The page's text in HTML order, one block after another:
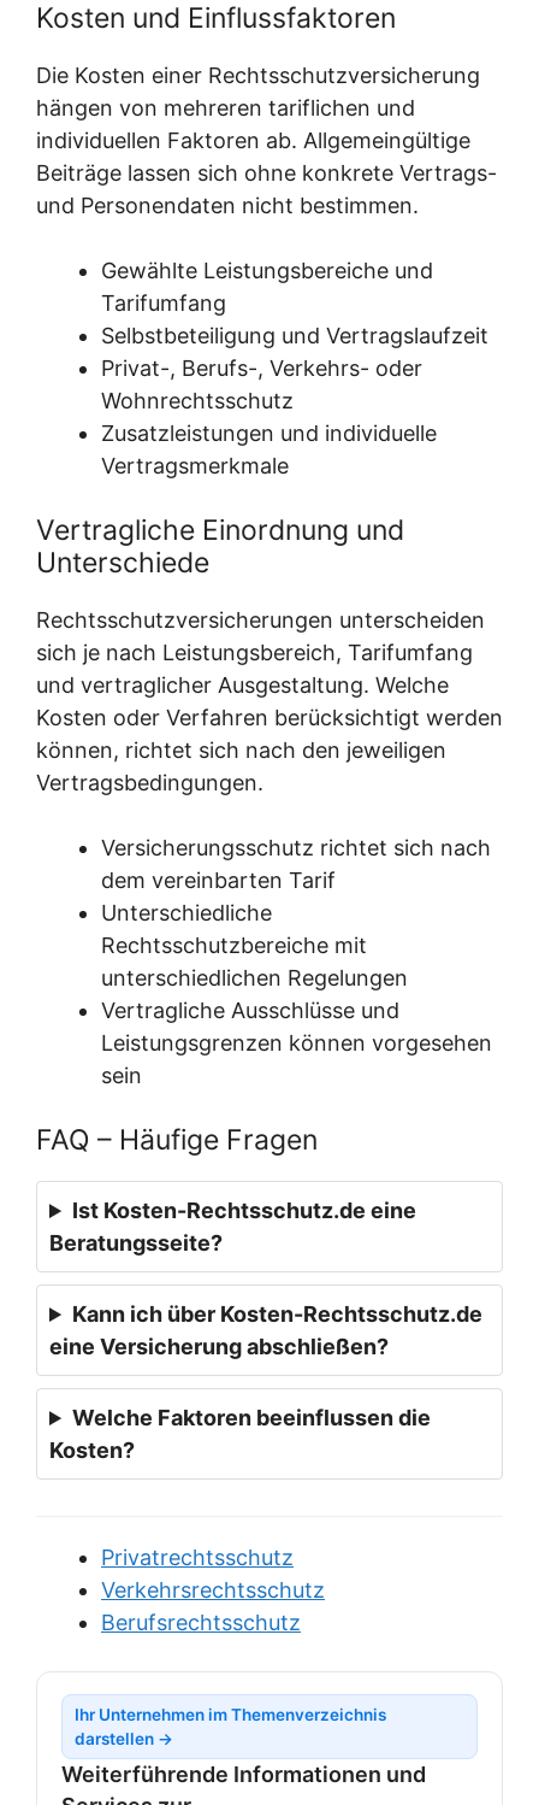
Kosten und Einflussfaktoren
Die Kosten einer Rechtsschutzversicherung
hängen von mehreren tariflichen und
individuellen Faktoren ab. Allgemeingültige
Beiträge lassen sich ohne konkrete Vertrags-
und Personendaten nicht bestimmen.
Gewählte Leistungsbereiche und
Tarifumfang
Selbstbeteiligung und Vertragslaufzeit
Privat-, Berufs-, Verkehrs- oder
Wohnrechtsschutz
Zusatzleistungen und individuelle
Vertragsmerkmale
Vertragliche Einordnung und
Unterschiede
Rechtsschutzversicherungen unterscheiden
sich je nach Leistungsbereich, Tarifumfang
und vertraglicher Ausgestaltung. Welche
Kosten oder Verfahren berücksichtigt werden
können, richtet sich nach den jeweiligen
Vertragsbedingungen.
Versicherungsschutz richtet sich nach
dem vereinbarten Tarif
Unterschiedliche
Rechtsschutzbereiche mit
unterschiedlichen Regelungen
Vertragliche Ausschlüsse und
Leistungsgrenzen können vorgesehen
sein
FAQ – Häufige Fragen
Ist Kosten-Rechtsschutz.de eine
Beratungsseite?
Kann ich über Kosten-Rechtsschutz.de
eine Versicherung abschließen?
Welche Faktoren beeinflussen die
Kosten?
Privatrechtsschutz
Verkehrsrechtsschutz
Berufsrechtsschutz
Ihr Unternehmen im Themenverzeichnis
darstellen →
Weiterführende Informationen und